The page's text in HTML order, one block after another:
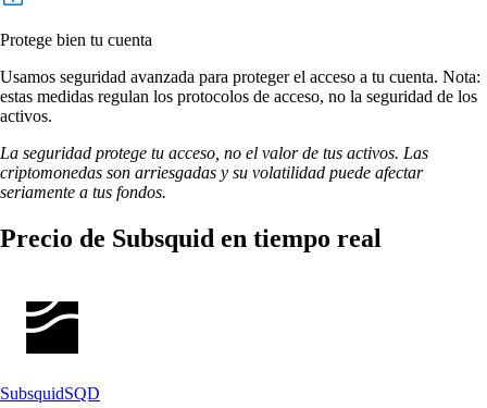
Protege bien tu cuenta
Usamos seguridad avanzada para proteger el acceso a tu cuenta. Nota:
estas medidas regulan los protocolos de acceso, no la seguridad de los
activos.
La seguridad protege tu acceso, no el valor de tus activos. Las
criptomonedas son arriesgadas y su volatilidad puede afectar
seriamente a tus fondos.
Precio de Subsquid en tiempo real
SubsquidSQD